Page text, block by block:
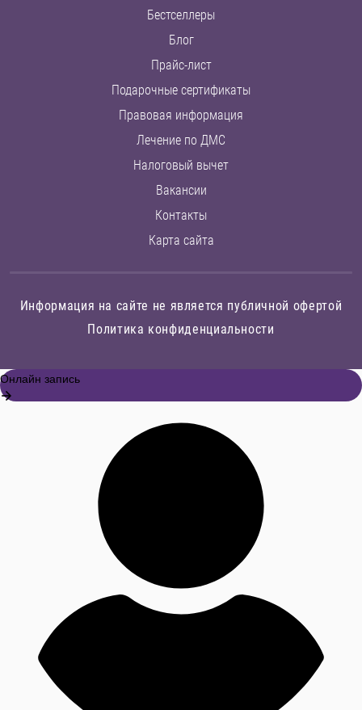
Бестселлеры
Блог
Прайс-лист
Подарочные сертификаты
Правовая информация
Лечение по ДМС
Налоговый вычет
Вакансии
Контакты
Карта сайта
Информация на сайте не является публичной офертой
Политика конфиденциальности